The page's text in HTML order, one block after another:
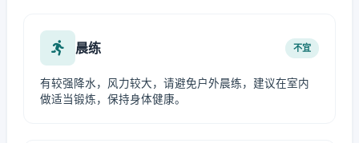
晨练 不宜
有较强降水，风力较大，请避免户外晨练，建议在室内
做适当锻炼，保持身体健康。